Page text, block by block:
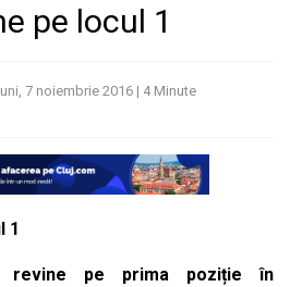
pe locul 1
luni, 7 noiembrie 2016 | 4 Minute
1
revine pe prima poziție în